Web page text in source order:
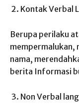
Kontak Verbal
Berupa perilaku
mempermalukan,
nama,
berita Informasi
Non Verbal